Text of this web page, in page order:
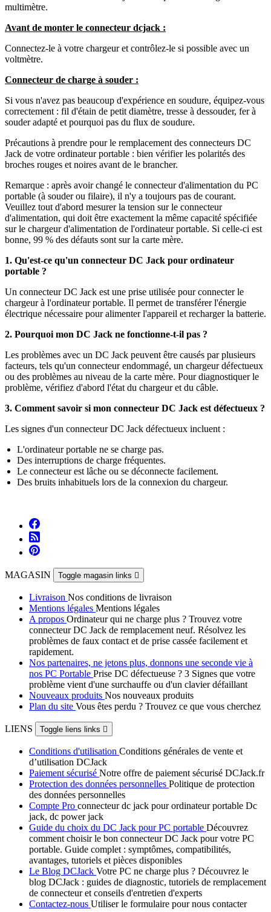
multimètre.
Avant de monter le connecteur dcjack :
Connectez-le à votre chargeur et contrôlez-le si possible avec un
voltmètre.
Connecteur de charge à souder :
Si vous n'avez pas beaucoup d'expérience en soudure, équipez-vous
correctement : fil d'étain de petit diamètre, tresse à dessouder, fer à
souder adapté et pourquoi pas du flux de soudure.
Précautions à prendre pour le remplacement des connecteurs DC
Jack de votre ordinateur portable : bien vérifier les polarités des
broches rouges et noires avant de le brancher.
Remarque : après avoir changé le connecteur d'alimentation du PC
portable (à souder ou filaire), il n'y a toujours pas de courant.
Veuillez tout d'abord mesurer la tension sur le connecteur
d'alimentation, qui doit être exactement la même capacité spécifiée
sur le chargeur d'alimentation de l'ordinateur portable. Si celle-ci est
bonne, 99 % des défauts sont sur la carte mère.
1. Qu'est-ce qu'un connecteur DC Jack pour ordinateur
portable ?
Un connecteur DC Jack est une prise utilisée pour connecter le
chargeur à l'ordinateur portable. Il permet de transférer l'énergie
électrique nécessaire pour alimenter l'appareil et recharger la batterie.
2. Pourquoi mon DC Jack ne fonctionne-t-il pas ?
Les problèmes avec un DC Jack peuvent être causés par plusieurs
facteurs, tels qu'un connecteur endommagé, un chargeur défectueux
ou des problèmes au niveau de la carte mère. Pour diagnostiquer le
problème, vérifiez d'abord l'état du chargeur et du câble.
3. Comment savoir si mon connecteur DC Jack est défectueux ?
Les signes d'un connecteur DC Jack défectueux incluent :
L'ordinateur portable ne se charge pas.
Des interruptions de charge fréquentes.
Le connecteur est lâche ou se déconnecte facilement.
Des bruits inhabituels lors de la connexion du chargeur.
MAGASIN Toggle magasin links 
Livraison Nos conditions de livraison
Mentions légales Mentions légales
A propos Ordinateur qui ne charge plus ? Trouvez votre
connecteur DC Jack de remplacement neuf. Résolvez les
problèmes de faux contact et de prise cassée facilement et
rapidement.
Nos partenaires, ne jetons plus, donnons une seconde vie à
nos PC Portable Prise DC défectueuse ? 3 Signes que votre
problème vient d'une surchauffe ou d'un clavier défaillant
Nouveaux produits Nos nouveaux produits
Plan du site Vous êtes perdu ? Trouvez ce que vous cherchez
LIENS Toggle liens links 
Conditions d'utilisation Conditions générales de vente et
d’utilisation DCJack
Paiement sécurisé Notre offre de paiement sécurisé DCJack.fr
Protection des données personnelles Politique de protection
des données personnelles
Compte Pro connecteur dc jack pour ordinateur portable Dc
jack, dc power jack
Guide du choix du DC Jack pour PC portable Découvrez
comment choisir le bon connecteur DC Jack pour votre PC
portable. Guide complet : symptômes, compatibilités,
avantages, tutoriels et pièces disponibles
Le Blog DCJack Votre PC ne charge plus ? Découvrez le
blog DCJack : guides de diagnostic, tutoriels de remplacement
de connecteur et conseils d'entretien d'experts
Contactez-nous Utiliser le formulaire pour nous contacter